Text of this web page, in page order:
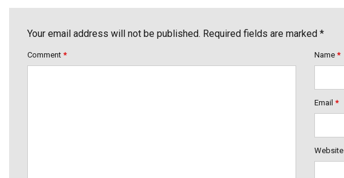
Your email address will not be published. Required fields are marked *
Comment * Name *
Email *
Website